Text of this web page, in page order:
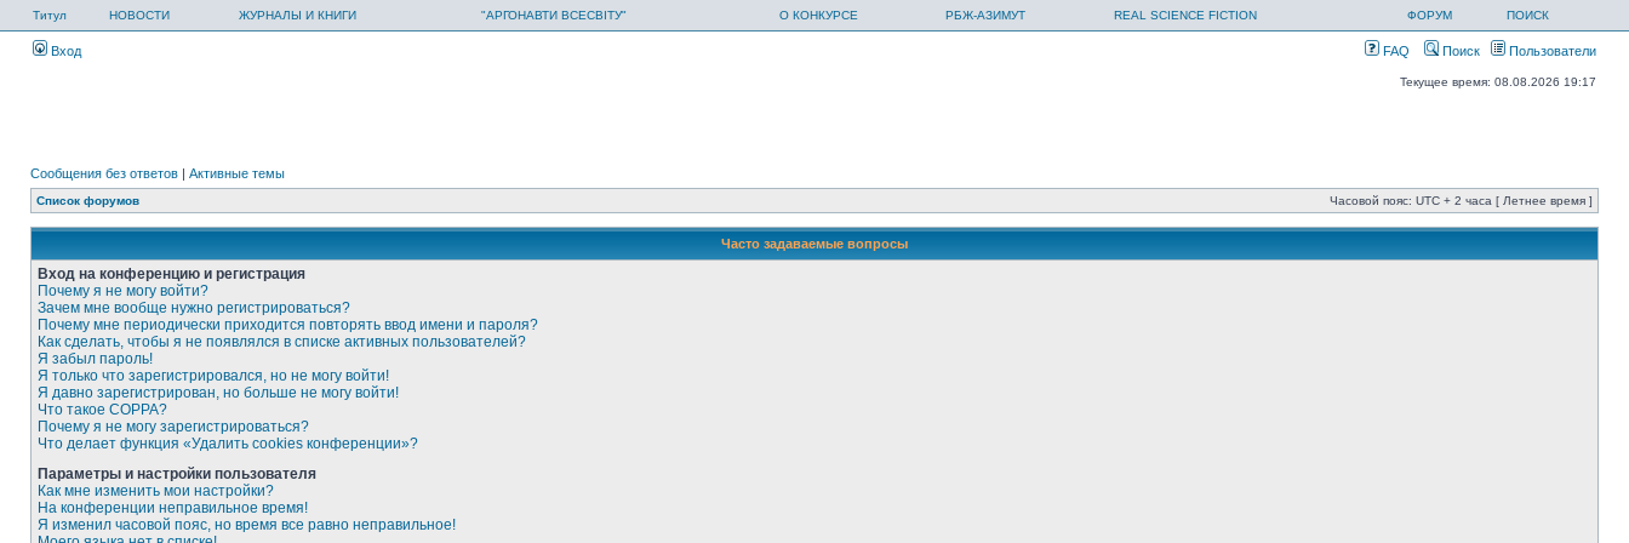
Титул НОВОСТИ ЖУРНАЛЫ И КНИГИ "АРГОНАВТИ ВСЕСВІТУ" О КОНКУРСЕ РБЖ-АЗИМУТ REAL SCIENCE FICTION ФОРУМ ПОИСК
Вход FAQ Поиск Пользователи
Текущее время: 08.08.2026 19:17
Сообщения без ответов | Активные темы
Список форумов Часовой пояс: UTC + 2 часа [ Летнее время ]
Часто задаваемые вопросы
Вход на конференцию и регистрация
Почему я не могу войти?
Зачем мне вообще нужно регистрироваться?
Почему мне периодически приходится повторять ввод имени и пароля?
Как сделать, чтобы я не появлялся в списке активных пользователей?
Я забыл пароль!
Я только что зарегистрировался, но не могу войти!
Я давно зарегистрирован, но больше не могу войти!
Что такое COPPA?
Почему я не могу зарегистрироваться?
Что делает функция «Удалить cookies конференции»?
Параметры и настройки пользователя
Как мне изменить мои настройки?
На конференции неправильное время!
Я изменил часовой пояс, но время все равно неправильное!